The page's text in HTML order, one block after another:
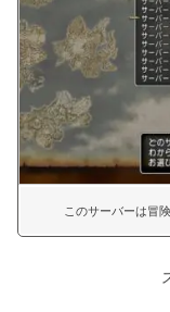
このサーバーは冒